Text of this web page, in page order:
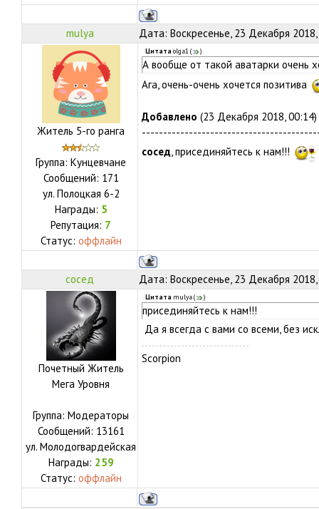
mulya Дата: Воскресенье, 23 Декабря
Житель 5-го ранга
Группа: Кунцевчане
Сообщений: 171
ул. Полоцкая 6-2
Награды: 5
Репутация: 7
Статус: оффлайн
Цитата olga1( )
А вообще от такой аватарки очень
Ага, очень-очень хочется позитива
Добавлено (23 Декабря 2018, 00:14)
сосед, присединяйтесь к нам!!!
сосед Дата: Воскресенье, 23 Декабря
Почетный Житель
Мега Уровня
Группа: Модераторы
Сообщений: 13161
ул. Молодогвардейская
Награды: 259
Статус: оффлайн
Цитата mulya( )
присединяйтесь к нам!!!
Да я всегда с вами со всеми, без
Scorpion